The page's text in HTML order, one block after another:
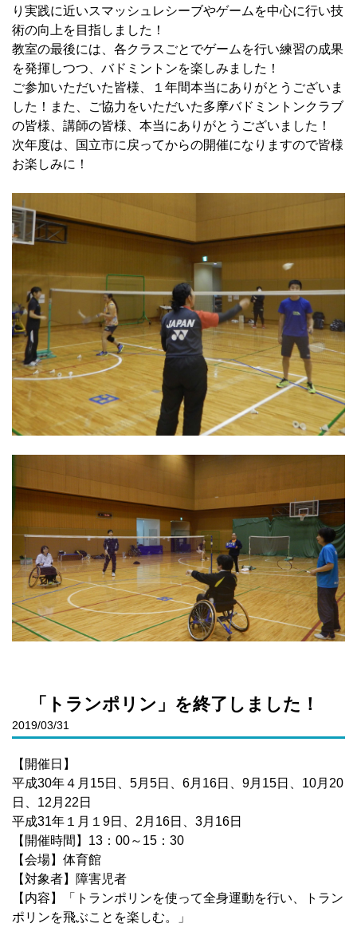
り実践に近いスマッシュレシーブやゲームを中心に行い技
術の向上を目指しました！
教室の最後には、各クラスごとでゲームを行い練習の成果
を発揮しつつ、バドミントンを楽しみました！
ご参加いただいた皆様、１年間本当にありがとうございま
した！また、ご協力をいただいた多摩バドミントンクラブ
の皆様、講師の皆様、本当にありがとうございました！
次年度は、国立市に戻ってからの開催になりますので皆様
お楽しみに！
「トランポリン」を終了しました！
2019/03/31
【開催日】
平成30年４月15日、5月5日、6月16日、9月15日、10月20
日、12月22日
平成31年１月１9日、2月16日、3月16日
【開催時間】13：00～15：30
【会場】体育館
【対象者】障害児者
【内容】「トランポリンを使って全身運動を行い、トラン
ポリンを飛ぶことを楽しむ。」